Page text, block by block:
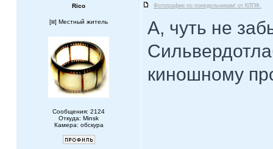
Rico Фотографии по понедельникам! от КЛПФ.
[ ] Местный житель
Сообщения: 2124
Откуда: Minsk
Камера: обскура
А, чуть не
киношному